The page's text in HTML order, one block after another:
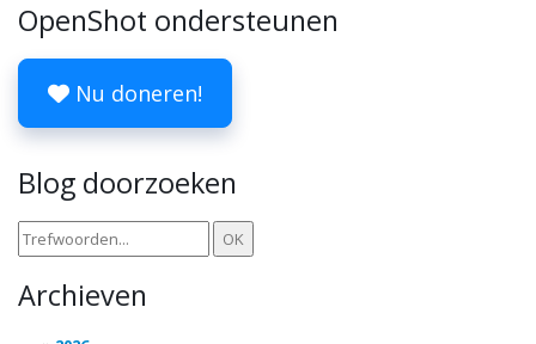
OpenShot ondersteunen
Nu doneren!
Blog doorzoeken
Archieven